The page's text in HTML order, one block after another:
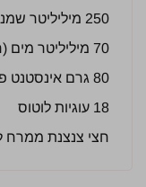
250 מיליליטר שמנת צמחית
70 מיליליטר מים (חצי כוס)
80 גרם אינסטנט פודינג וניל (3 כפות / מארז)
18 עוגיות לוטוס
חצי צנצנת ממרח